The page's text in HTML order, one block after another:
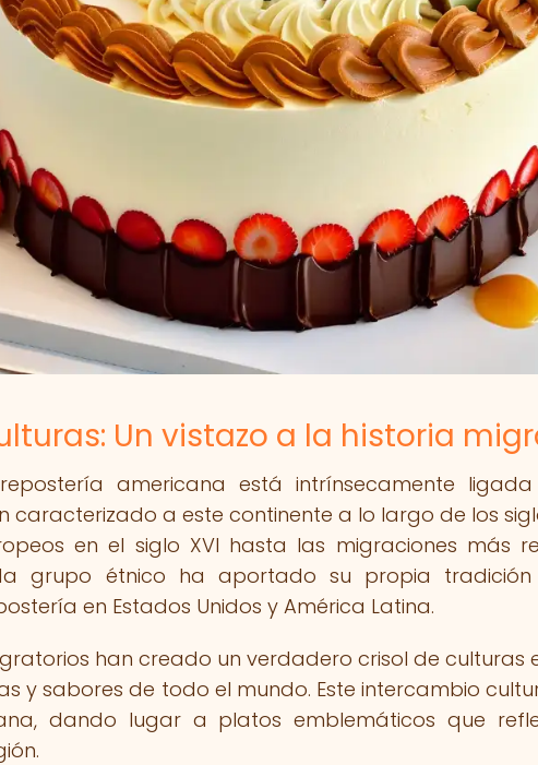
Un vistazo a la historia
americana está intrínsecamente
caracterizado a este continente a lo largo de los
en el siglo XVI hasta las migraciones más
grupo étnico ha aportado su propia
en Estados Unidos y América Latina.
han creado un verdadero crisol de culturas
y sabores de todo el mundo. Este intercambio
dando lugar a platos emblemáticos que